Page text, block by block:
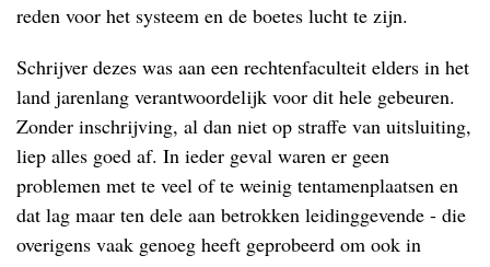
reden voor het systeem en de boetes lucht te zijn.
Schrijver dezes was aan een rechtenfaculteit elders in het
land jarenlang verantwoordelijk voor dit hele gebeuren.
Zonder inschrijving, al dan niet op straffe van uitsluiting,
liep alles goed af. In ieder geval waren er geen
problemen met te veel of te weinig tentamenplaatsen en
dat lag maar ten dele aan betrokken leidinggevende - die
overigens vaak genoeg heeft geprobeerd om ook in